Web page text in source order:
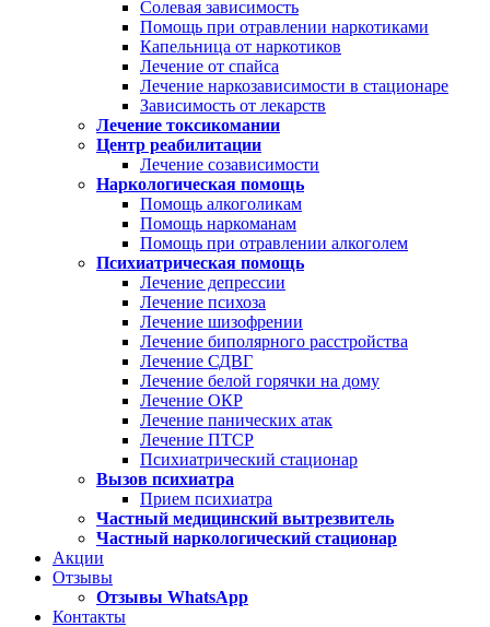
Солевая зависимость
Помощь при отравлении наркотиками
Капельница от наркотиков
Лечение от спайса
Лечение наркозависимости в стационаре
Зависимость от лекарств
Лечение токсикомании
Центр реабилитации
Лечение созависимости
Наркологическая помощь
Помощь алкоголикам
Помощь наркоманам
Помощь при отравлении алкоголем
Психиатрическая помощь
Лечение депрессии
Лечение психоза
Лечение шизофрении
Лечение биполярного расстройства
Лечение СДВГ
Лечение белой горячки на дому
Лечение ОКР
Лечение панических атак
Лечение ПТСР
Психиатрический стационар
Вызов психиатра
Прием психиатра
Частный медицинский вытрезвитель
Частный наркологический стационар
Акции
Отзывы
Отзывы WhatsApp
Контакты